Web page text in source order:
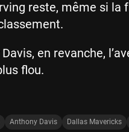
reste, même si la
en revanche,
flou.
Anthony Davis Dallas Mavericks